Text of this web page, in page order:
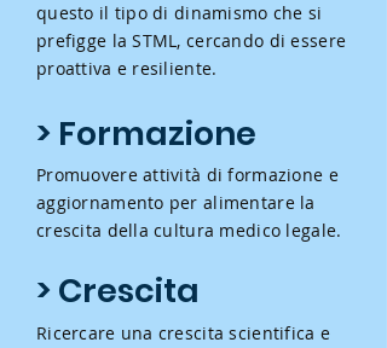
questo il tipo di dinamismo che si
prefigge la STML, cercando di essere
proattiva e resiliente.
> Formazione
Promuovere attività di formazione e
aggiornamento per alimentare la
crescita della cultura medico legale.
> Crescita
Ricercare una crescita scientifica e